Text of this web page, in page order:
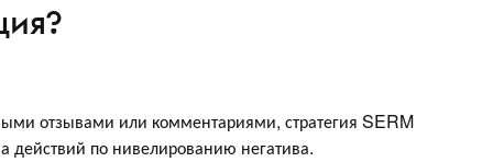
отзывами или комментариями, стратегия SERM
действий по нивелированию негатива.